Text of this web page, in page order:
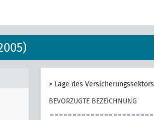
> Lage des Versicherungssektors
BEVORZUGTE BEZEICHNUNG